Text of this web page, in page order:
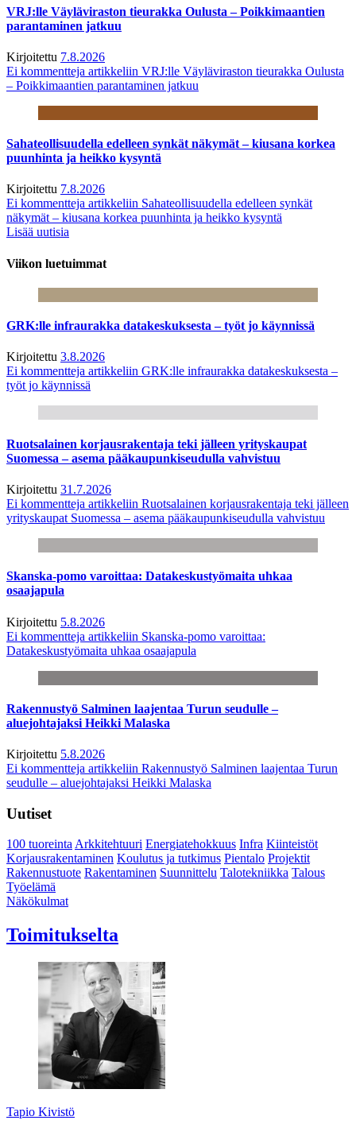
VRJ:lle Väyläviraston tieurakka Oulusta – Poikkimaantien
parantaminen jatkuu
Kirjoitettu 7.8.2026
Ei kommentteja artikkeliin VRJ:lle Väyläviraston tieurakka Oulusta
– Poikkimaantien parantaminen jatkuu
Sahateollisuudella edelleen synkät näkymät – kiusana korkea
puunhinta ja heikko kysyntä
Kirjoitettu 7.8.2026
Ei kommentteja artikkeliin Sahateollisuudella edelleen synkät
näkymät – kiusana korkea puunhinta ja heikko kysyntä
Lisää uutisia
Viikon luetuimmat
GRK:lle infraurakka datakeskuksesta – työt jo käynnissä
Kirjoitettu 3.8.2026
Ei kommentteja artikkeliin GRK:lle infraurakka datakeskuksesta –
työt jo käynnissä
Ruotsalainen korjausrakentaja teki jälleen yrityskaupat
Suomessa – asema pääkaupunkiseudulla vahvistuu
Kirjoitettu 31.7.2026
Ei kommentteja artikkeliin Ruotsalainen korjausrakentaja teki jälleen
yrityskaupat Suomessa – asema pääkaupunkiseudulla vahvistuu
Skanska-pomo varoittaa: Datakeskustyömaita uhkaa
osaajapula
Kirjoitettu 5.8.2026
Ei kommentteja artikkeliin Skanska-pomo varoittaa:
Datakeskustyömaita uhkaa osaajapula
Rakennustyö Salminen laajentaa Turun seudulle –
aluejohtajaksi Heikki Malaska
Kirjoitettu 5.8.2026
Ei kommentteja artikkeliin Rakennustyö Salminen laajentaa Turun
seudulle – aluejohtajaksi Heikki Malaska
Uutiset
100 tuoreintaArkkitehtuuri Energiatehokkuus Infra Kiinteistöt
Korjausrakentaminen Koulutus ja tutkimus Pientalo Projektit
Rakennustuote Rakentaminen Suunnittelu Talotekniikka Talous
Työelämä
Näkökulmat
Toimitukselta
Tapio Kivistö